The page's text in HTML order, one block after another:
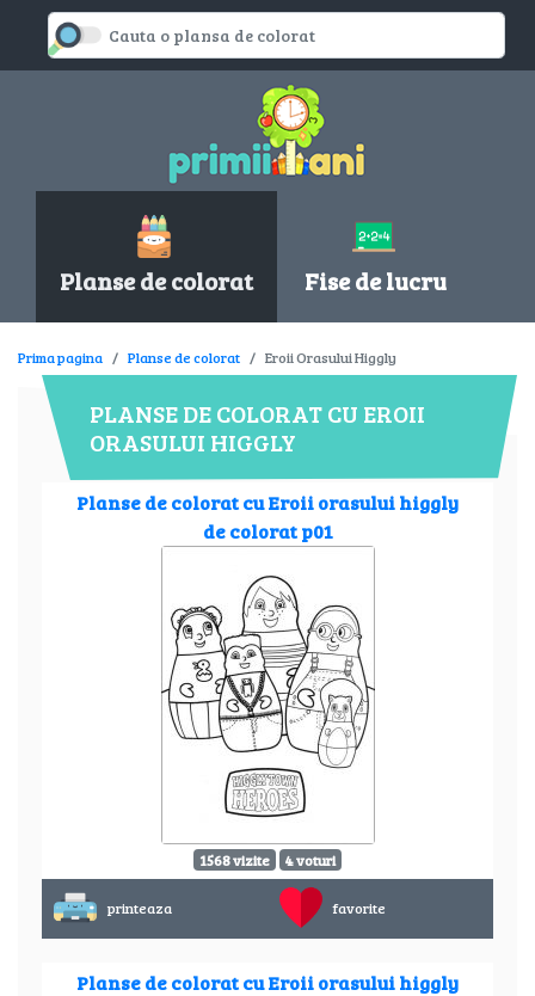
Planse de colorat Fise de lucru
Prima pagina Planse de colorat Eroii Orasului Higgly
PLANSE DE COLORAT CU EROII
ORASULUI HIGGLY
Planse de colorat cu Eroii orasului higgly
de colorat p01
1568 vizite 4 voturi
printeaza favorite
Planse de colorat cu Eroii orasului higgly